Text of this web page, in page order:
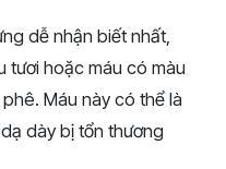
dễ nhận biết nhất,
tươi hoặc máu có màu
Máu này có thể là
dày bị tổn thương